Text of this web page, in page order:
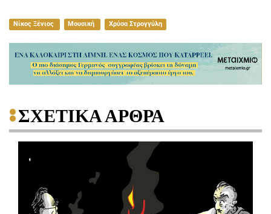
Νίκος Ξένιος Μουσική Χρύσα Στρογγύλη
ΣΧΕΤΙΚΑ ΑΡΘΡΑ